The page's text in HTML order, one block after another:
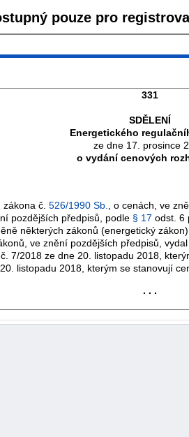
pouze pro
331
SDĚLENÍ
Energetického
ze dne 17. prosince
o vydání cenových
č. 526/1990 Sb. , o cenách, ve
pozdějších předpisů, podle § 17 odst. 6
některých zákonů (energetický
ve znění pozdějších předpisů,
7/2018 ze dne 20. listopadu 2018,
listopadu 2018, kterým se stanovují
. . .